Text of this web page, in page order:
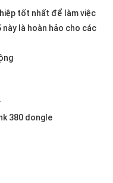
tốt nhất để làm việc
này là hoàn hảo cho các
380 dongle